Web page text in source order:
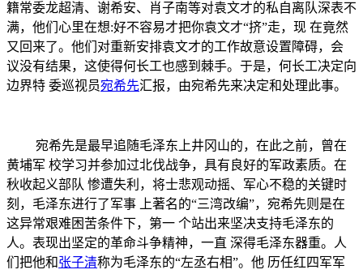
籍常委龙超清、谢希安、肖子南等对袁文才的私自离队深表不
满，他们心里在想:好不容易才把你袁文才“挤”走，现 在竟然
又回来了。他们对重新安排袁文才的工作故意设置障碍，会
议没有结果，这使得何长工也感到棘手。于是，何长工决定向
边界特 委巡视员宛希先汇报，由宛希先来决定和处理此事。
宛希先是最早追随毛泽东上井冈山的，在此之前，曾在
黄埔军 校学习并参加过北伐战争，具有良好的军政素质。在
秋收起义部队 惨遭失利，将士悲观动摇、军心不稳的关键时
刻，毛泽东进行了军事
上著名的“三湾改编”，宛希先则是在
这异常艰难困苦条件下，第一 个站出来坚决支持毛泽东的
人。表现出坚定的革命斗争精神，一直 深得毛泽东器重。人
们把他和张子清称为毛泽东的“左丞右相”。他 历任红四军军